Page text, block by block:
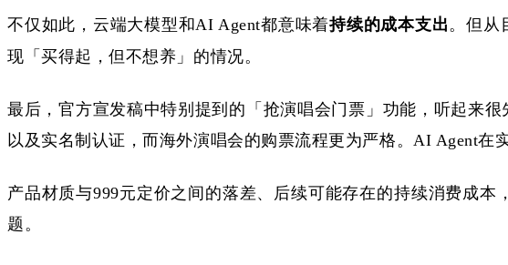
不仅如此，云端大模型和AI Agent都意味着持续的成本支出。但从
现「买得起，但不想养」的情况。
最后，官方宣发稿中特别提到的「抢演唱会门票」功能，听起来
以及实名制认证，而海外演唱会的购票流程更为严格。AI Agent在
产品材质与999元定价之间的落差、后续可能存在的持续消费成
题。